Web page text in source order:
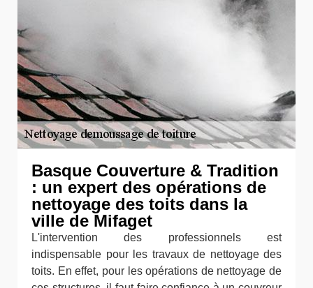
Basque Couverture & Tradition
: un expert des opérations de
nettoyage des toits dans la
ville de Mifaget
L'intervention des professionnels est
indispensable pour les travaux de nettoyage des
toits. En effet, pour les opérations de nettoyage de